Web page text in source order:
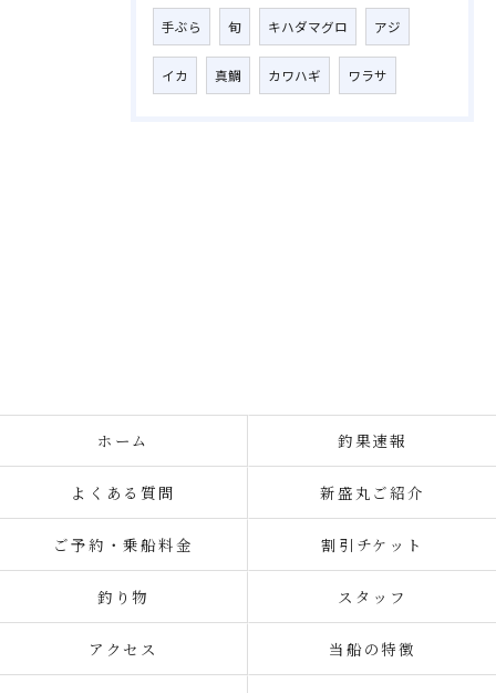
手ぶら 旬 キハダマグロ アジ
イカ 真鯛 カワハギ ワラサ
ホーム 釣果速報
よくある質問 新盛丸ご紹介
ご予約・乗船料金 割引チケット
釣り物 スタッフ
アクセス 当船の特徴